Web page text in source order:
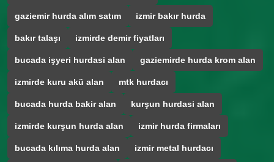
gaziemir hurda alım satım izmir bakır hurda
bakır talaşı izmirde demir fiyatları
bucada işyeri hurdasi alan gaziemirde hurda krom alan
izmirde kuru akü alan mtk hurdacı
bucada hurda bakir alan kurşun hurdasi alan
izmirde kurşun hurda alan izmir hurda firmaları
bucada kılıma hurda alan izmir metal hurdacı